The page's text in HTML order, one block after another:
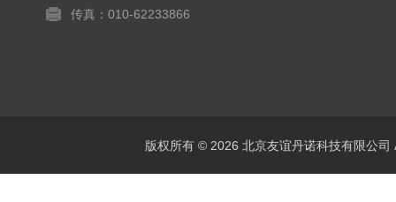
传真：010-62233866
版权所有 © 2026 北京友谊丹诺科技有限